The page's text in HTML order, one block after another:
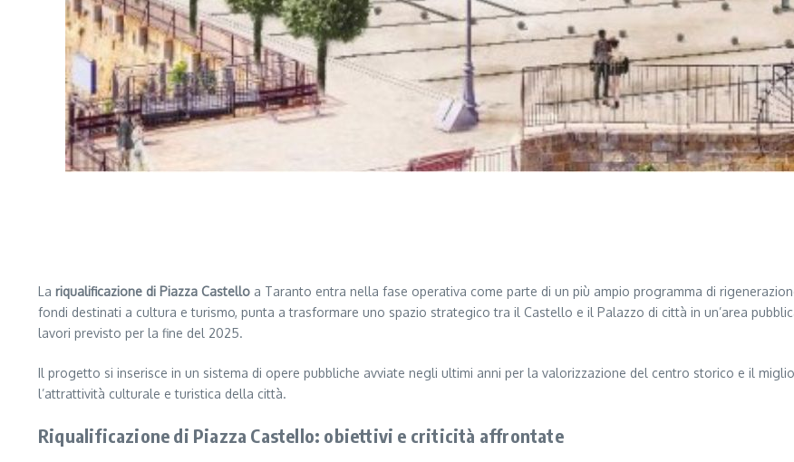
La riqualificazione di Piazza Castello a Taranto entra nella fase operativa come parte di un più ampio programma di
fondi destinati a cultura e turismo, punta a trasformare uno spazio strategico tra il Castello e il Palazzo di città in un’area
lavori previsto per la fine del 2025.
Il progetto si inserisce in un sistema di opere pubbliche avviate negli ultimi anni per la valorizzazione del centro storico e il
l’attrattività culturale e turistica della città.
Riqualificazione di Piazza Castello: obiettivi e criticità affrontate